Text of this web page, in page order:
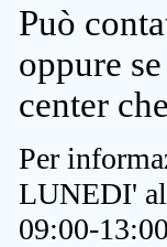
Può
oppure
center
Per
LUNEDI'
09:00-